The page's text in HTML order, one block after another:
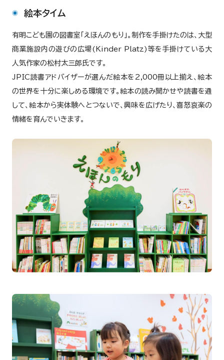
絵本タイム
有明こども園の図書室「えほんのもり」。制作を手掛けたのは、大型
商業施設内の遊びの広場(Kinder Platz)等を手掛けている大
人気作家の松村太三郎氏です。
JPIC読書アドバイザーが選んだ絵本を2,000冊以上揃え、絵本
の世界を十分に楽しめる環境です。絵本の読み聞かせや読書を通
して、絵本から実体験へとつないで、興味を広げたり、喜怒哀楽の
情緒を育んでいきます。